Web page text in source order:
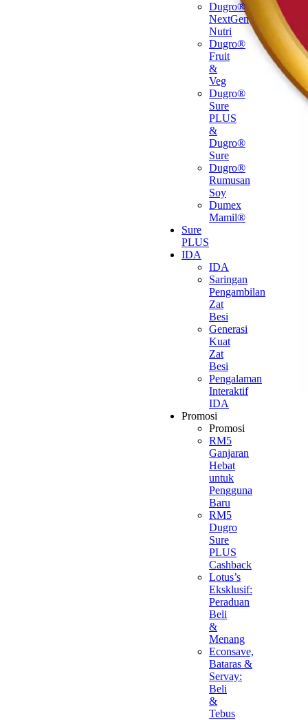
Dugro®
NextGen
Nutri
Dugro®
Fruit
&
Veg
Dugro®
Sure
PLUS
&
Dugro®
Sure
Dugro®
Rumusan
Soy
Dumex
Mamil®
Sure
PLUS
IDA
IDA
Saringan
Pengambilan
Zat
Besi
Generasi
Kuat
Zat
Besi
Pengalaman
Interaktif
IDA
Promosi
Promosi
RM5
Ganjaran
Hebat
untuk
Pengguna
Baru
RM5
Dugro
Sure
PLUS
Cashback
Lotus’s
Eksklusif:
Peraduan
Beli
&
Menang
Econsave,
Bataras &
Servay:
Beli
&
Tebus